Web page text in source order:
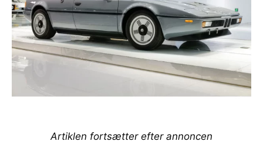
Artiklen fortsætter efter annoncen